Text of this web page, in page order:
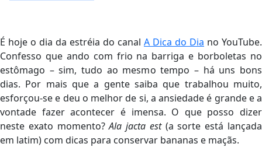
É hoje o dia da estréia do canal A Dica do Dia no YouTube.
Confesso que ando com frio na barriga e borboletas no
estômago – sim, tudo ao mesmo tempo – há uns bons
dias. Por mais que a gente saiba que trabalhou muito,
esforçou-se e deu o melhor de si, a ansiedade é grande e a
vontade fazer acontecer é imensa. O que posso dizer
neste exato momento?Ala jacta est(a sorte está lançada
em latim) com dicas para conservar bananas e maçãs.